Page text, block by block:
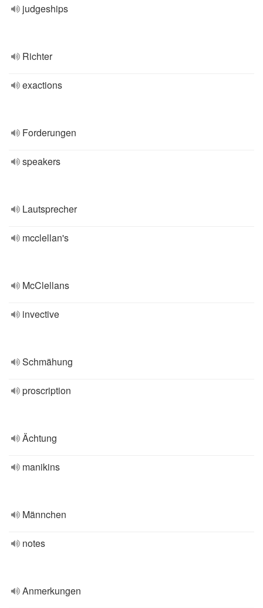
judgeships
Richter
exactions
Forderungen
speakers
Lautsprecher
mcclellan's
McClellans
invective
Schmähung
proscription
Ächtung
manikins
Männchen
notes
Anmerkungen